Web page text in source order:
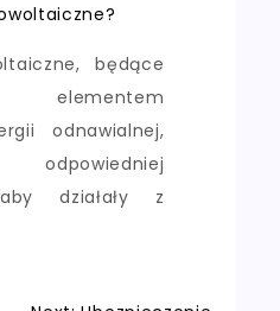
będące
elementem
odnawialnej,
działały z